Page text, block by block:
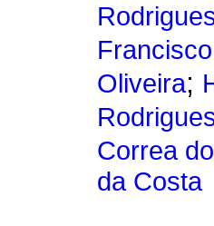
Oliveira;
Correa
da Costa